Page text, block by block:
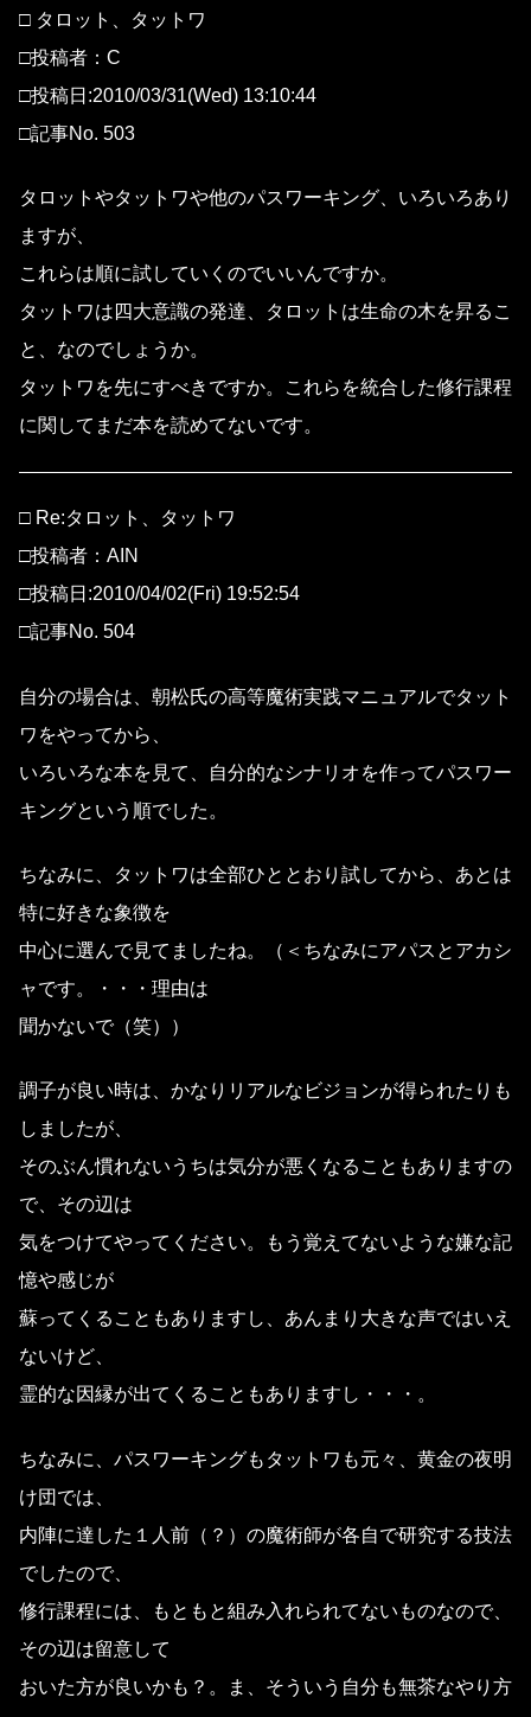
□ タロット、タットワ
□投稿者：C
□投稿日:2010/03/31(Wed) 13:10:44
□記事No. 503
タロットやタットワや他のパスワーキング、いろいろあり
ますが、
これらは順に試していくのでいいんですか。
タットワは四大意識の発達、タロットは生命の木を昇るこ
と、なのでしょうか。
タットワを先にすべきですか。これらを統合した修行課程
に関してまだ本を読めてないです。
□ Re:タロット、タットワ
□投稿者：AIN
□投稿日:2010/04/02(Fri) 19:52:54
□記事No. 504
自分の場合は、朝松氏の高等魔術実践マニュアルでタット
ワをやってから、
いろいろな本を見て、自分的なシナリオを作ってパスワー
キングという順でした。
ちなみに、タットワは全部ひととおり試してから、あとは
特に好きな象徴を
中心に選んで見てましたね。（＜ちなみにアパスとアカシ
ャです。・・・理由は
聞かないで（笑））
調子が良い時は、かなりリアルなビジョンが得られたりも
しましたが、
そのぶん慣れないうちは気分が悪くなることもありますの
で、その辺は
気をつけてやってください。もう覚えてないような嫌な記
憶や感じが
蘇ってくることもありますし、あんまり大きな声ではいえ
ないけど、
霊的な因縁が出てくることもありますし・・・。
ちなみに、パスワーキングもタットワも元々、黄金の夜明
け団では、
内陣に達した１人前（？）の魔術師が各自で研究する技法
でしたので、
修行課程には、もともと組み入れられてないものなので、
その辺は留意して
おいた方が良いかも？。ま、そういう自分も無茶なやり方